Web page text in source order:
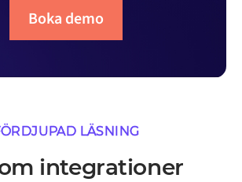
Boka demo
LÄSNING
integrationer